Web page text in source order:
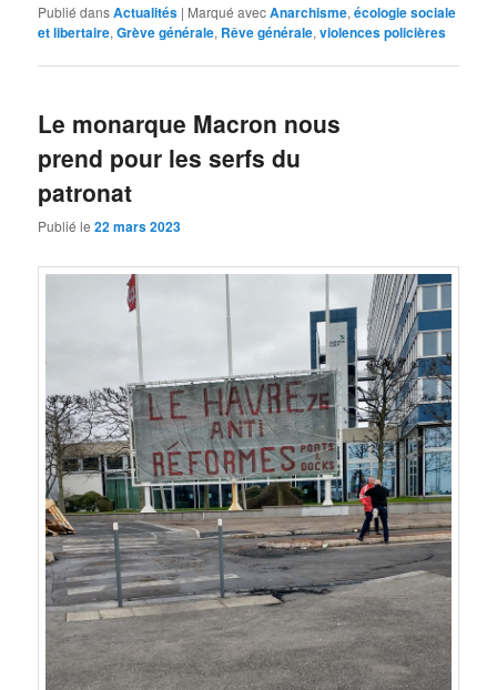
Publié dansActualités | Marqué avecAnarchisme,écologie sociale
et libertaire,Grève générale, Rêve générale,violences policières
Le monarque Macron nous
prend pour les serfs du
patronat
Publié le22 mars 2023